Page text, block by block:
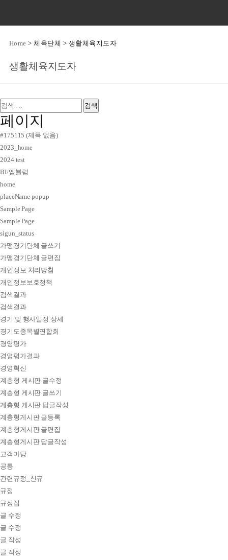
Home >체육단체 > 생활체육지도자
생활체육지도자
검
색:
페이지
#175115 (제목 없음)
2023_home
2024 test
BI/엠블럼
home
placeName popup
Sample Page
Sample Page
sigun_status
가맹경기단체 글쓰기
가맹경기단체 글편집
개인정보 처리방침
개인정보보호정책
검색결과
검색결과
경기 및 행사일정 상세
경기도종목별연합회
경영평가
경영평가결과
경영혁신
계층형 게시판 글수정
계층형 게시판 글쓰기
계층형 게시판 답글작성
계층형게시판 글등록
계층형게시판 글편집
계층형게시판 답글작성
고객마당
공통
관련규정_신규
규정
규정집
글 수정
글 수정
글 작성
글 작성